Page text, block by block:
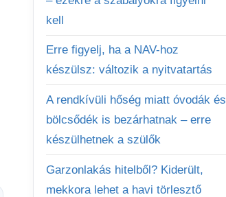
kell
Erre figyelj, ha a NAV-hoz
készülsz: változik a nyitvatartás
A rendkívüli hőség miatt óvodák és
bölcsődék is bezárhatnak – erre
készülhetnek a szülők
Garzonlakás hitelből? Kiderült,
mekkora lehet a havi törlesztő